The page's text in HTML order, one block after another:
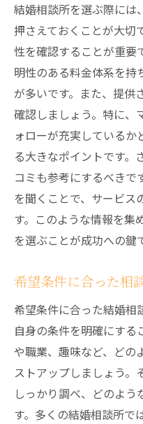
長年の実績を
認定資格とス
プライバシー
実際の利用者の
千歳市での結婚相
徹底比較
基本サービス
料金体系の比
予算に合った
追加費用やキ
お試しプランの
割引やキャン
見つけよう
成功する婚活
自己分析と目
婚活を楽しむ
出会いの場を
結婚相談所を選ぶ際には
押さえておくことが大切
性を確認することが重要
明性のある料金体系を持
が多いです。また、提供
確認しましょう。特に、
ォローが充実しているか
る大きなポイントです。
コミも参考にするべきで
を聞くことで、サービス
す。このような情報を集
を選ぶことが成功への鍵
希望条件に合った相
希望条件に合った結婚相
自身の条件を明確にする
や職業、趣味など、どの
ストアップしましょう。
しっかり調べ、どのよ
す。多くの結婚相談所で